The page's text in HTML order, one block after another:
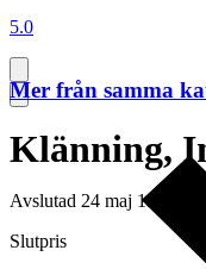
5.0
Klänning,
Avslutad 24 maj 19:29
Slutpris
Mer från samma